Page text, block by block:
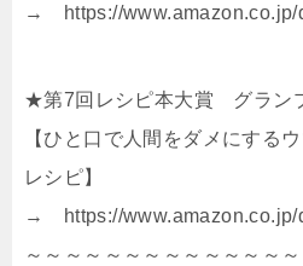
→ https://www.amazon.co.jp/
★第7回レシピ本大賞 グラン
【ひと口で人間をダメにする
レシピ】
→ https://www.amazon.co.jp/
～～～～～～～～～～～～～